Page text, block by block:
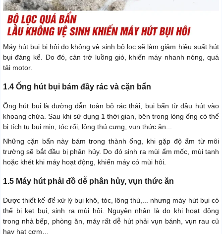
Máy hút bụi bị hôi do không vệ sinh bộ lọc sẽ làm giảm hiệu suất hút
bụi đáng kể. Do đó, cản trở luồng gió, khiến máy nhanh nóng, quá
tải motor.
1.4 Ống hút bụi bám đầy rác và cặn bẩn
Ống hút bụi là đường dẫn toàn bộ rác thải, bụi bẩn từ đầu hút vào
khoang chứa. Sau khi sử dụng 1 thời gian, bên trong lòng ống có thể
bị tích tụ bụi mịn, tóc rối, lông thú cưng, vụn thức ăn...
Những cặn bẩn này bám trong thành ống, khi gặp độ ẩm từ môi
trường sẽ bắt đầu bị phân hủy. Do đó sinh ra mùi ẩm mốc, mùi tanh
hoặc khét khi máy hoạt động, khiến máy có mùi hôi.
1.5 Máy hút phải đồ dễ phân hủy, vụn thức ăn
Được thiết kế để xử lý bụi khô, tóc, lông thú,... nhưng máy hút bụi có
thể bị kẹt bụi, sinh ra mùi hôi. Nguyên nhân là do khi hoạt động
trong nhà bếp, phòng ăn, máy rất dễ hút phải vụn bánh, vụn rau củ
hay hạt cơm…